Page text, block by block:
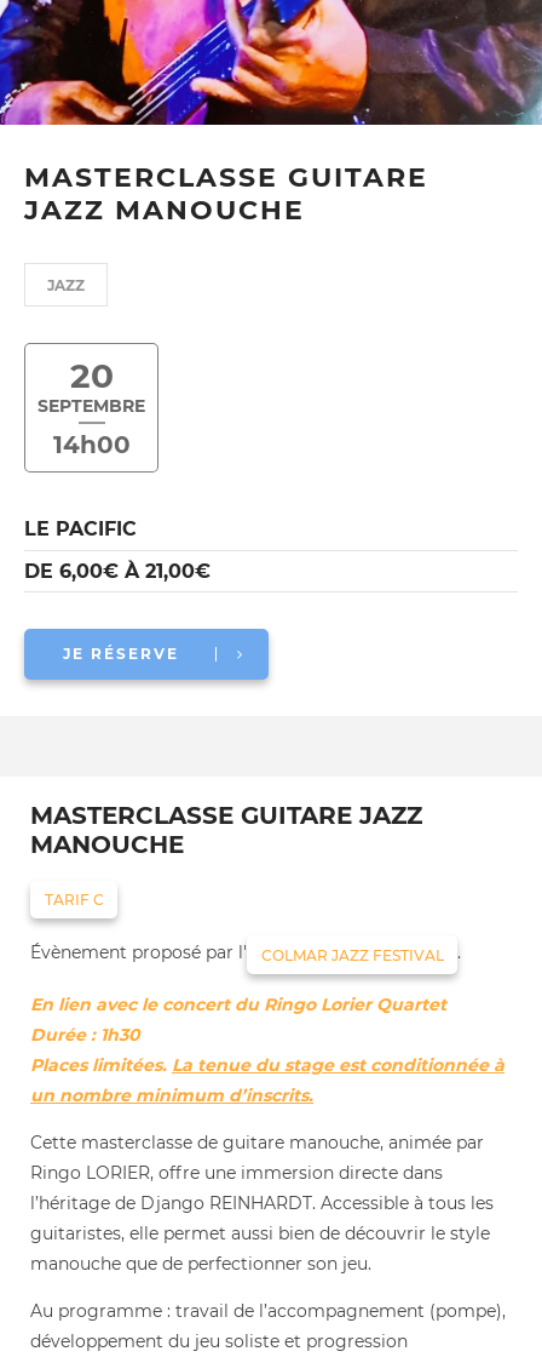
MASTERCLASSE GUITARE
JAZZ MANOUCHE
JAZZ
20
SEPTEMBRE
14h00
LE PACIFIC
DE 6,00€ À 21,00€
JE RÉSERVE
MASTERCLASSE GUITARE JAZZ
MANOUCHE
TARIF C
Évènement proposé par l' COLMAR JAZZ FESTIVAL .
En lien avec le concert du Ringo Lorier Quartet
Durée : 1h30
Places limitées. La tenue du stage est conditionnée à
un nombre minimum d’inscrits.
Cette masterclasse de guitare manouche, animée par
Ringo LORIER, offre une immersion directe dans
l’héritage de Django REINHARDT. Accessible à tous les
guitaristes, elle permet aussi bien de découvrir le style
manouche que de perfectionner son jeu.
Au programme : travail de l’accompagnement (pompe),
développement du jeu soliste et progression